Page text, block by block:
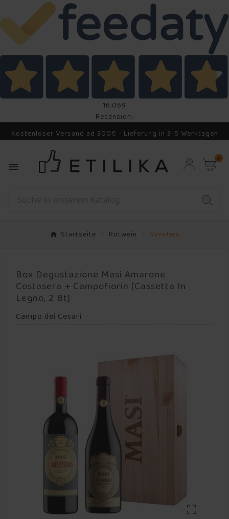
16.069
Recensioni
Kostenloser Versand ad 300€ - Lieferung in 3-5 Werktagen

0
Startseite Rotwein Venetien
Box Degustazione Masi Amarone
Costasera + Campofiorin [Cassetta In
Legno, 2 Bt]
Campo dei Cesari
